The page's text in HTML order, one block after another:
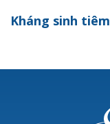
Ceftizoxim®
Kháng sinh tiêm